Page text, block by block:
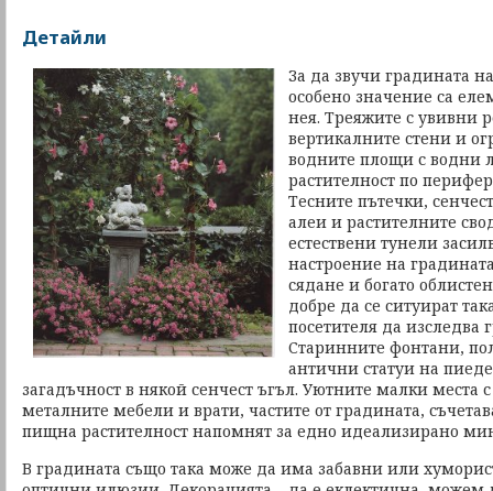
Детайли
За да звучи градината
особено значение са
нея. Треяжите с увивни
вертикалните стени и
водните площи с водни
растителност по
Тесните пътечки,
алеи и растителните
естествени тунели
настроение на
сядане и богато
добре да се ситуират
посетителя да изследва
Старинните фонтани,
антични статуи на
загадъчност в някой сенчест ъгъл. Уютните малки места
металните мебели и врати, частите от градината,
пищна растителност напомнят за едно идеализирано
В градината също така може да има забавни или